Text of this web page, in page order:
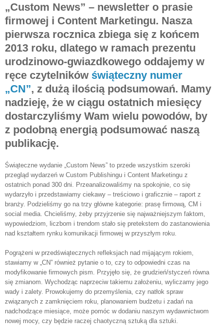
„Custom News” – newsletter o prasie
firmowej i Content Marketingu. Nasza
pierwsza rocznica zbiega się z końcem
2013 roku, dlatego w ramach prezentu
urodzinowo-gwiazdkowego oddajemy w
ręce czytelników świąteczny numer
„CN”, z dużą ilością podsumowań. Mamy
nadzieję, że w ciągu ostatnich miesięcy
dostarczyliśmy Wam wielu powodów, by
z podobną energią podsumować naszą
publikację.
Świąteczne wydanie „Custom News” to przede wszystkim szeroki
przegląd wydarzeń w Custom Publishingu i Content Marketingu z
ostatnich ponad 300 dni. Przeanalizowaliśmy na spokojnie, co się
wydarzyło i przedstawiamy ciekawy – treściowo i graficznie – raport z
branży. Podzieliśmy go na trzy główne kategorie: prasę firmową, CM i
social media. Chcieliśmy, żeby przyjrzenie się najważniejszym faktom,
wypowiedziom, liczbom i trendom stało się pretekstem do zastanowienia
nad kształtem rynku komunikacji firmowej w przyszłym roku.
Pogrążeni w przedświątecznych refleksjach nad mijającym rokiem,
stawiamy w „CN” również pytanie o to, czy to odpowiedni czas na
modyfikowanie firmowych pism. Przyjęło się, że grudzień/styczeń równa
się zmianom. Wychodząc naprzeciw takiemu założeniu, wyliczamy jego
wady i zalety. Prowokujemy do przemyślenia, czy natłok spraw
związanych z zamknięciem roku, planowaniem budżetu i zadań na
nadchodzące miesiące, może pomóc w dodaniu naszym wydawnictwom
nowej mocy, czy będzie raczej chaotyczną sztuką dla sztuki.